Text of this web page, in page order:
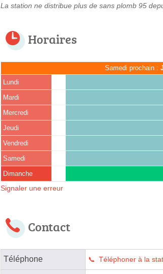
La station ne distribue plus de sans plomb 95
Horaires
Samedi prochain :
Lundi
Mardi
Mercredi
Jeudi
Vendredi
Samedi
Dimanche
Signaler une erreur
Contact
Téléphone Téléphoner à la